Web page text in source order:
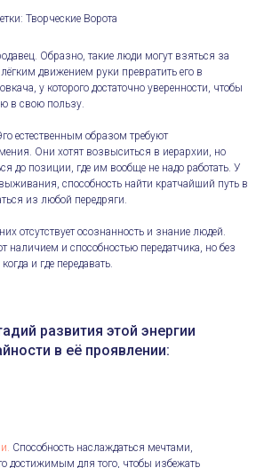
Творческие Ворота
Образно, такие люди могут взяться за
движением руки превратить его в
у которого достаточно уверенности, чтобы
в свою пользу.
естественным образом требуют
Они хотят возвыситься в иерархии, но
до позиции, где им вообще не надо работать. У
способность найти кратчайший путь в
из любой передряги.
отсутствует осознанность и знание людей.
и способностью передатчика, но без
и где передавать.
развития этой энергии
в её проявлении:
Способность наслаждаться мечтами,
достижимым для того, чтобы избежать